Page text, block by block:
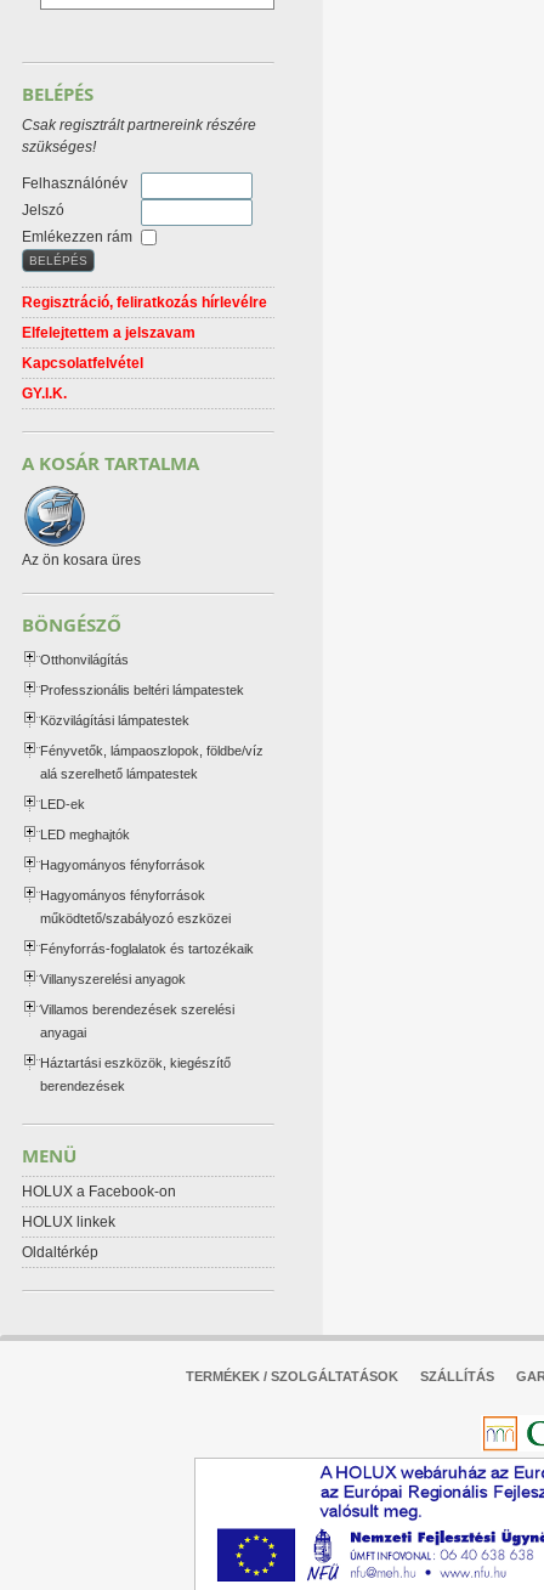
BELÉPÉS
Csak regisztrált partnereink részére
szükséges!
Felhasználónév
Jelszó
Emlékezzen rám
Regisztráció, feliratkozás hírlevélre
Elfelejtettem a jelszavam
Kapcsolatfelvétel
GY.I.K.
A KOSÁR TARTALMA
Az ön kosara üres
BÖNGÉSZŐ
Otthonvilágítás
Professzionális beltéri lámpatestek
Közvilágítási lámpatestek
Fényvetők, lámpaoszlopok, földbe/víz
alá szerelhető lámpatestek
LED-ek
LED meghajtók
Hagyományos fényforrások
Hagyományos fényforrások
működtető/szabályozó eszközei
Fényforrás-foglalatok és tartozékaik
Villanyszerelési anyagok
Villamos berendezések szerelési
anyagai
Háztartási eszközök, kiegészítő
berendezések
MENÜ
HOLUX a Facebook-on
HOLUX linkek
Oldaltérkép
TERMÉKEK / SZOLGÁLTATÁSOK SZÁLLÍTÁS